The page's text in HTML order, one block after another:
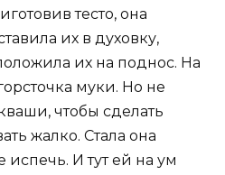
тесто, она
их в духовку,
их на поднос. На
муки. Но не
чтобы сделать
жалко. Стала она
испечь. И тут ей на ум